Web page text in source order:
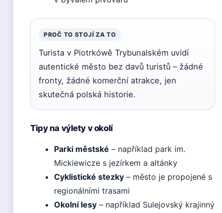
PROČ TO STOJÍ ZA TO
Turista v Piotrkówě Trybunalském uvidí
autentické město bez davů turistů – žádné
fronty, žádné komerční atrakce, jen
skutečná polská historie.
Tipy na výlety v okolí
Parki městské – například park im.
Mickiewicze s jezírkem a altánky
Cyklistické stezky – město je propojené s
regionálními trasami
Okolní lesy – například Sulejovský krajinný